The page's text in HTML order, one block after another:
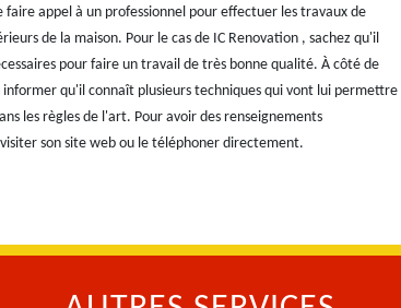
faire appel à un professionnel pour effectuer les travaux de
de la maison. Pour le cas de IC Renovation , sachez qu'il
pour faire un travail de très bonne qualité. À côté de
informer qu'il connaît plusieurs techniques qui vont lui permettre
les règles de l'art. Pour avoir des renseignements
son site web ou le téléphoner directement.